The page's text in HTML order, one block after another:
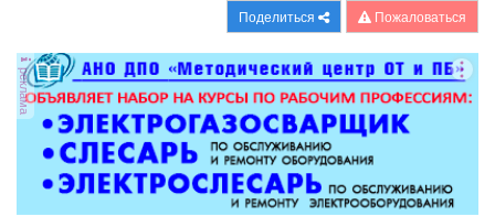
Поделиться Пожаловаться
реклама